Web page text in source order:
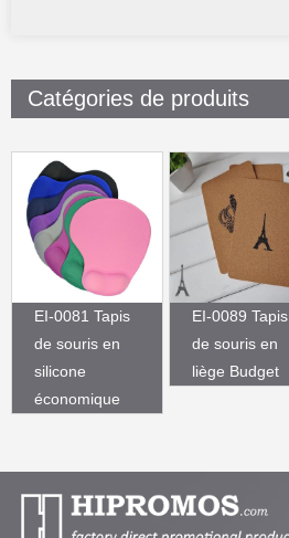
Catégories de produits
EI-0081 Tapis
de souris en
silicone
économique
EI-0089 Tapis
de souris en
liège Budget